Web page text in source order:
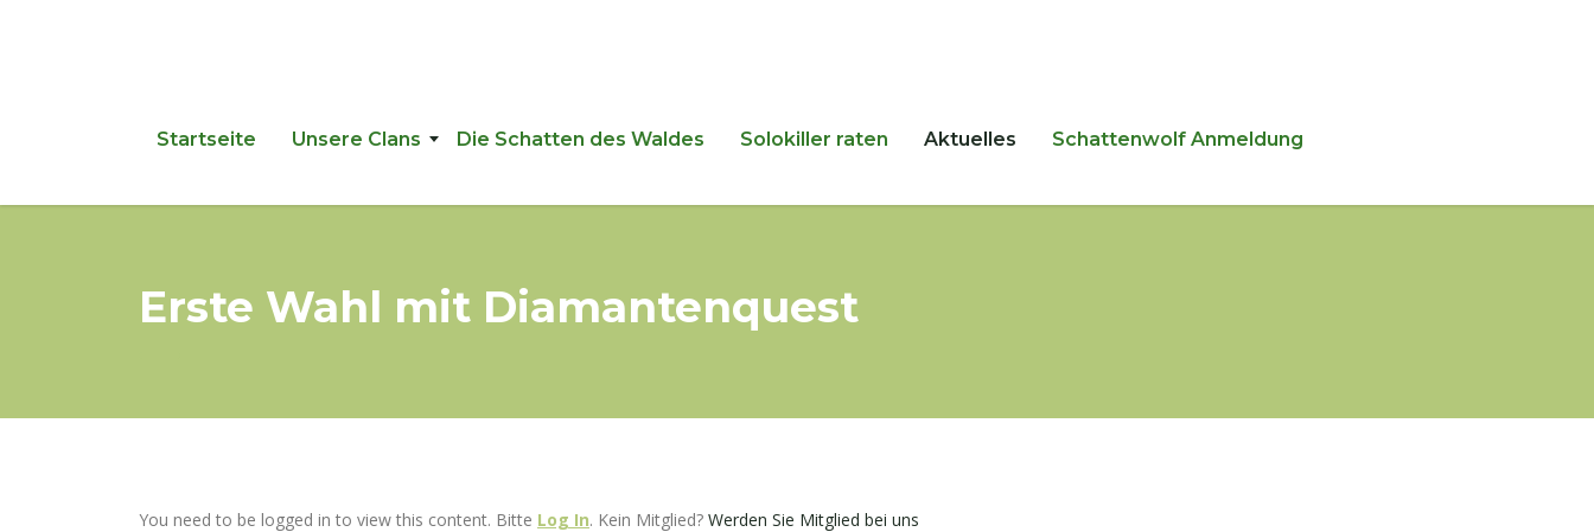
Startseite Unsere Clans Die Schatten des Waldes Solokiller raten Aktuelles Schattenwolf Anmeldung
Erste Wahl mit Diamantenquest
You need to be logged in to view this content. Bitte Log In. Kein Mitglied? Werden Sie Mitglied bei uns